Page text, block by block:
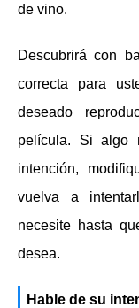
de vino.
Descubrirá con
correcta para
deseado
película. Si algo
intención,
vuelva a
necesite hasta
desea.
Hable de su